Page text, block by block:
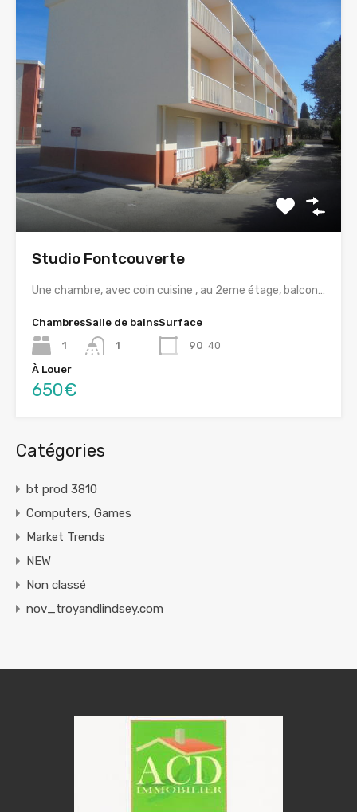
Studio Fontcouverte
Une chambre, avec coin cuisine , au 2eme étage, balcon…
Chambres
1
Salle de bains
1
Surface
90 40
À Louer
650€
Catégories
bt prod 3810
Computers, Games
Market Trends
NEW
Non classé
nov_troyandlindsey.com